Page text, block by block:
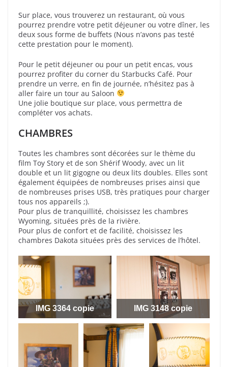
Sur place, vous trouverez un restaurant, où vous
pourrez prendre votre petit déjeuner ou votre dîner, les
deux sous forme de buffets (Nous n’avons pas testé
cette prestation pour le moment).
Pour le petit déjeuner ou pour un petit encas, vous
pourrez profiter du corner du Starbucks Café. Pour
prendre un verre, en fin de journée, n’hésitez pas à
aller faire un tour au Saloon
Une jolie boutique sur place, vous permettra de
compléter vos achats.
CHAMBRES
Toutes les chambres sont décorées sur le thème du
film Toy Story et de son Shérif Woody, avec un lit
double et un lit gigogne ou deux lits doubles. Elles sont
également équipées de nombreuses prises ainsi que
de nombreuses prises USB, très pratiques pour charger
tous nos appareils ;).
Pour plus de tranquillité, choisissez les chambres
Wyoming, situées près de la rivière.
Pour plus de confort et de facilité, choisissez les
chambres Dakota situées près des services de l’hôtel.
IMG 3364 copie IMG 3148 copie